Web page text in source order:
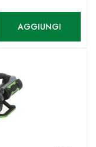
AGGIUNGI